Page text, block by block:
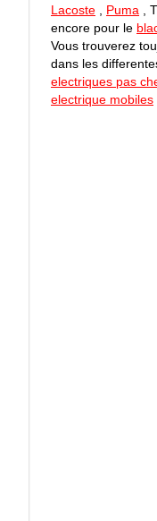
Lacoste
Puma ,
encore pour le
Vous trouverez
dans les
electriques pas
electrique mobiles